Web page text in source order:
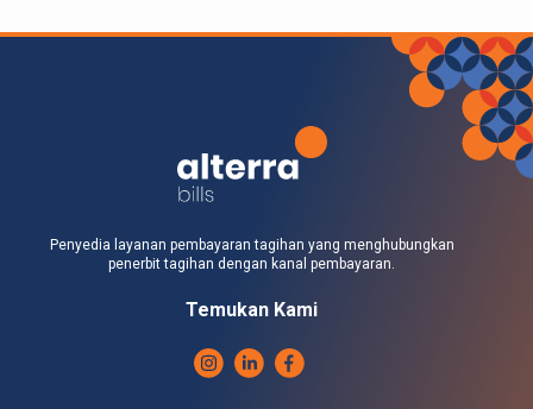
Penyedia layanan pembayaran tagihan yang menghubungkan
penerbit tagihan dengan kanal pembayaran.
Temukan Kami